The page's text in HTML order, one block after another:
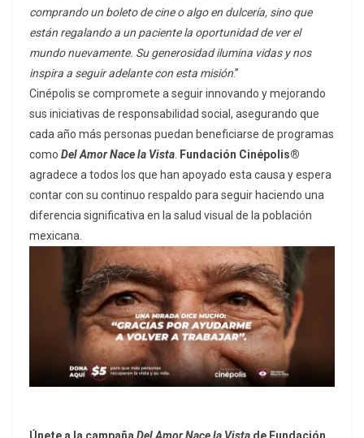
comprando un boleto de cine o algo en dulcería, sino que
están regalando a un paciente la oportunidad de ver el
mundo nuevamente. Su generosidad ilumina vidas y nos
inspira a seguir adelante con esta misión.”
Cinépolis se compromete a seguir innovando y mejorando
sus iniciativas de responsabilidad social, asegurando que
cada año más personas puedan beneficiarse de programas
como Del Amor Nace la Vista Fundación Cinépolis®
agradece a todos los que han apoyado esta causa y espera
contar con su continuo respaldo para seguir haciendo una
diferencia significativa en la salud visual de la población
mexicana.